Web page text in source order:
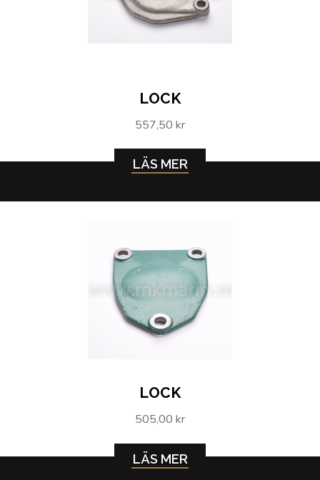
LOCK
557,50 kr
LÄS MER
LOCK
505,00 kr
LÄS MER